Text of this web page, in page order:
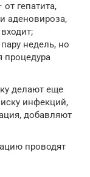
гепатита,
аденовироза,
недель, но
процедура
делают еще
инфекций,
добавляют
проводят